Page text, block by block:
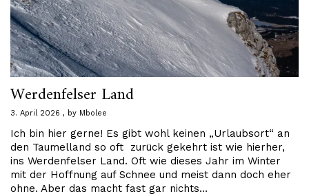
Werdenfelser Land
3. April 2026 by Mbolee
Ich bin hier gerne! Es gibt wohl keinen „Urlaubsort“ an
den Taumelland so oft zurück gekehrt ist wie hierher,
ins Werdenfelser Land. Oft wie dieses Jahr im Winter
mit der Hoffnung auf Schnee und meist dann doch eher
ohne. Aber das macht fast gar nichts…